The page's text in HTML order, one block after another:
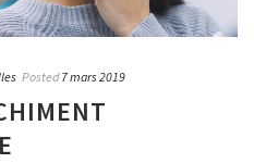
Posted 7 mars 2019